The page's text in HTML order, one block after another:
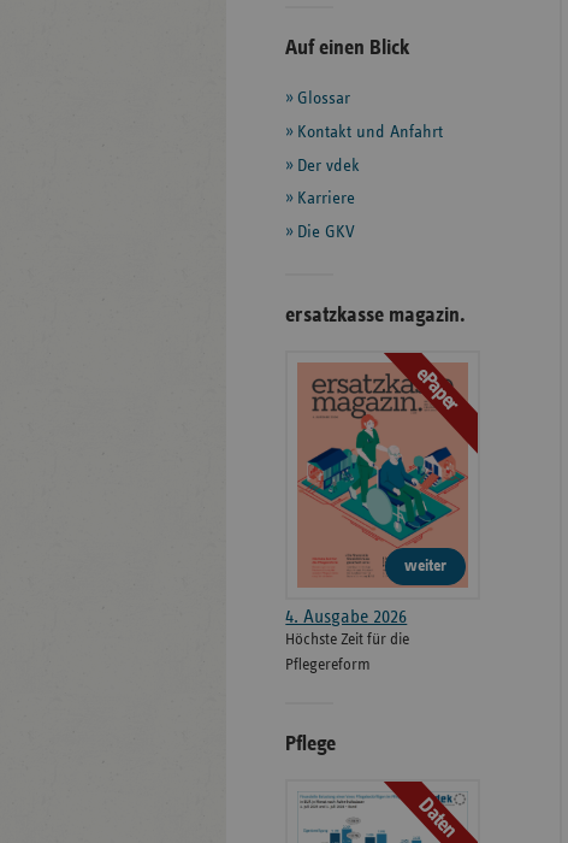
Seitenleiste
weiteren
Informationen
Auf einen Blick
Glossar
Kontakt und Anfahrt
Der vdek
Karriere
Die GKV
ersatzkasse magazin.
ePaper
weiter
4. Ausgabe 2026
Höchste Zeit für die
Pflegereform
Pflege
Daten